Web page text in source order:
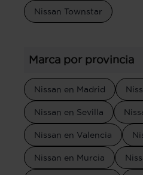
Nissan Townstar
Marca por provincia
Nissan en Madrid
Nissan en Sevilla
Nissan en Valencia
Nissan en Murcia